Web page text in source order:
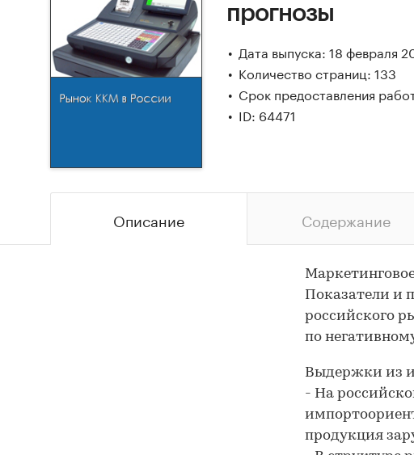
прогнозы
Дата выпуска: 18 февраля
Количество страниц: 133
Срок предоставления
ID: 64471
Описание Содержание
Показатели и
российского
по
Выдержки из
- На
продукция